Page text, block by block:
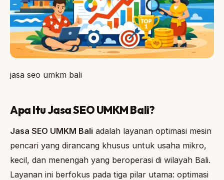
jasa seo umkm bali
Apa Itu Jasa SEO UMKM Bali?
Jasa SEO UMKM Bali adalah layanan optimasi mesin
pencari yang dirancang khusus untuk usaha mikro,
kecil, dan menengah yang beroperasi di wilayah Bali.
Layanan ini berfokus pada tiga pilar utama: optimasi